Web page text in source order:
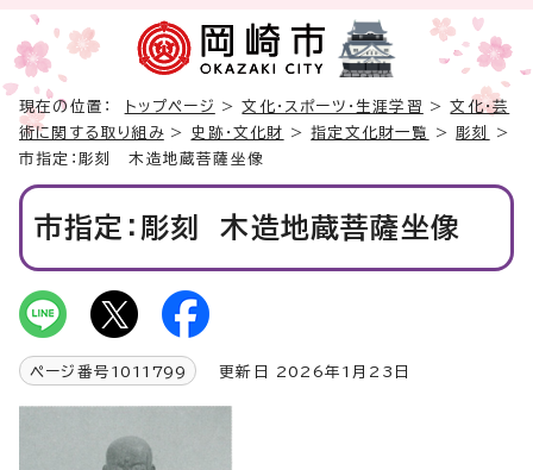
現在の位置： トップページ >文化・スポーツ・生涯学習 >文化・芸
術に関する取り組み> 史跡・文化財 >指定文化財一覧 >彫刻
>
市指定：彫刻 木造地蔵菩薩坐像
市指定：彫刻 木造地蔵菩薩坐像
ページ番号 1011799 更新日 2026年1月23日